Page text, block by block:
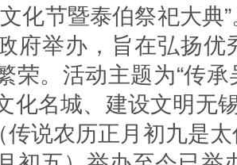
化节暨泰伯祭祀大典
府举办，旨在弘扬优
荣。活动主题为“传
化名城、建设文明无
传说农历正月初九是